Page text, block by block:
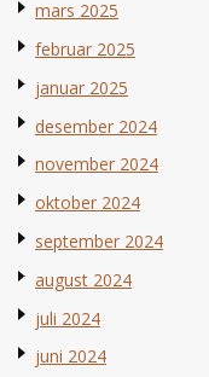
mars 2025
februar 2025
januar 2025
desember 2024
november 2024
oktober 2024
september 2024
august 2024
juli 2024
juni 2024